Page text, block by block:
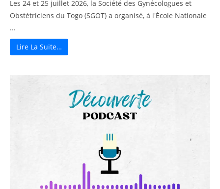
Les 24 et 25 juillet 2026, la Société des Gynécologues et
Obstétriciens du Togo (SGOT) a organisé, à l'École Nationale
...
Lire La Suite…